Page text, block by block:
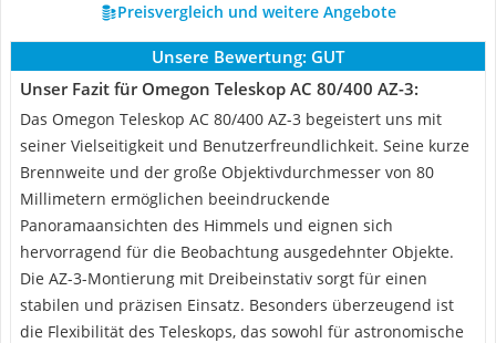
Preisvergleich und weitere Angebote
Unsere Bewertung: GUT
Unser Fazit für Omegon Teleskop AC 80/400 AZ-3:
Das Omegon Teleskop AC 80/400 AZ-3 begeistert uns mit
seiner Vielseitigkeit und Benutzerfreundlichkeit. Seine kurze
Brennweite und der große Objektivdurchmesser von 80
Millimetern ermöglichen beeindruckende
Panoramaansichten des Himmels und eignen sich
hervorragend für die Beobachtung ausgedehnter Objekte.
Die AZ-3-Montierung mit Dreibeinstativ sorgt für einen
stabilen und präzisen Einsatz. Besonders überzeugend ist
die Flexibilität des Teleskops, das sowohl für astronomische